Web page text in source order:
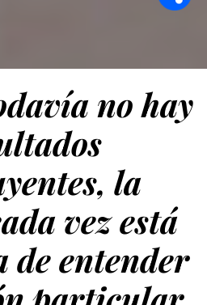
no hay
la
vez está
de entender